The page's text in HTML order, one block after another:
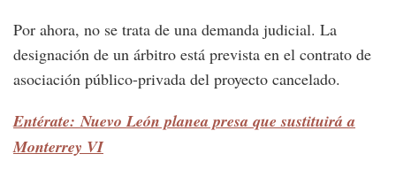
Por ahora, no se trata de una demanda judicial. La
designación de un árbitro está prevista en el contrato de
asociación público-privada del proyecto cancelado.
Entérate: Nuevo León planea presa que sustituirá a
Monterrey VI